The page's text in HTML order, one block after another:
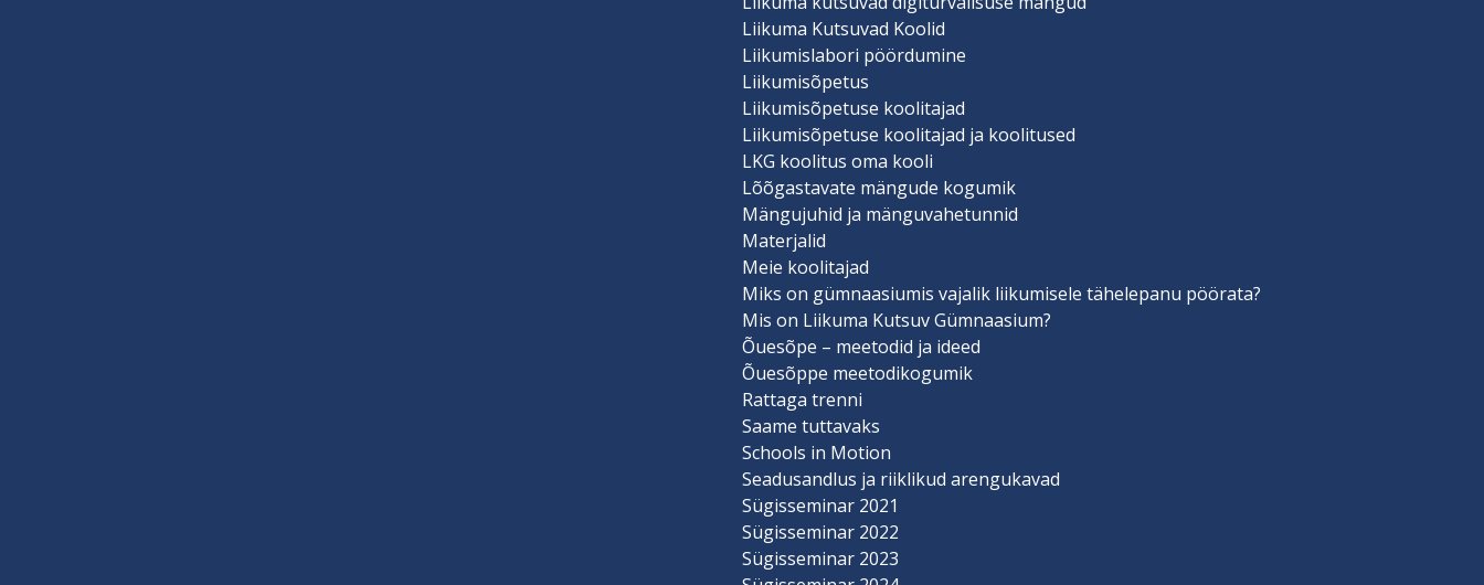
Liikuma Kutsuvad Koolid
Liikumislabori pöördumine
Liikumisõpetus
Liikumisõpetuse koolitajad
Liikumisõpetuse koolitajad ja koolitused
LKG koolitus oma kooli
Lõõgastavate mängude kogumik
Mängujuhid ja mänguvahetunnid
Materjalid
Meie koolitajad
Miks on gümnaasiumis vajalik liikumisele tähelepanu pöörata?
Mis on Liikuma Kutsuv Gümnaasium?
Õuesõpe – meetodid ja ideed
Õuesõppe meetodikogumik
Rattaga trenni
Saame tuttavaks
Schools in Motion
Seadusandlus ja riiklikud arengukavad
Sügisseminar 2021
Sügisseminar 2022
Sügisseminar 2023